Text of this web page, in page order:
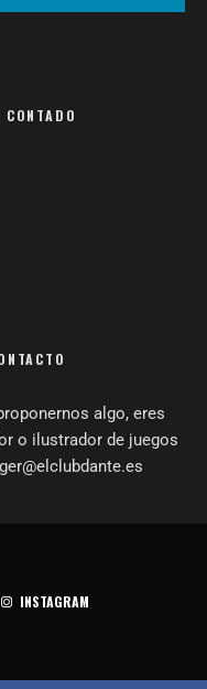
algo, eres
o ilustrador de juegos
INSTAGRAM